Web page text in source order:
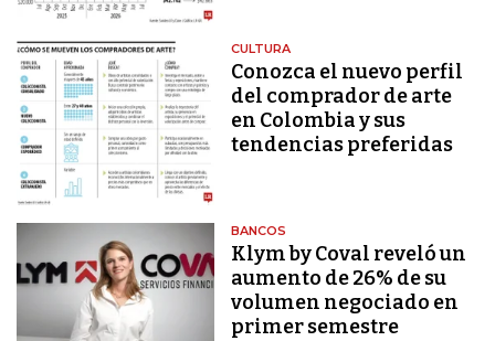
CULTURA
Conozca el nuevo perfil
del comprador de arte
en Colombia y sus
tendencias preferidas
BANCOS
Klym by Coval reveló un
aumento de 26% de su
volumen negociado en
primer semestre